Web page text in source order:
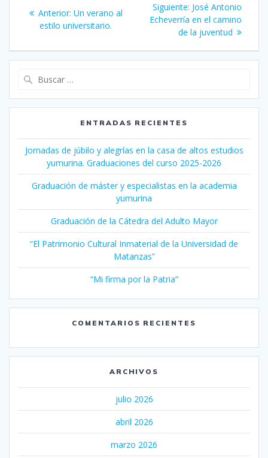
entradas
Anterior: Entrada
anterior:
Un verano al
estilo universitario.
Siguiente: Siguiente
entrada:
José Antonio
Echeverría en el camino
de la juventud
ENTRADAS RECIENTES
Jornadas de júbilo y alegrías en la casa de altos estudios
yumurina. Graduaciones del curso 2025-2026
Graduación de máster y especialistas en la academia
yumurina
Graduación de la Cátedra del Adulto Mayor
“El Patrimonio Cultural Inmaterial de la Universidad de
Matanzas”
“Mi firma por la Patria”
COMENTARIOS RECIENTES
ARCHIVOS
julio 2026
abril 2026
marzo 2026